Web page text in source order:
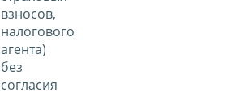
взносов,
налогового
агента)
без
согласия